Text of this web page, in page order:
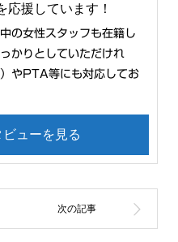
応援しています！
の女性スタッフも在籍し
かりとしていただけれ
やPTA等にも対応してお
ューを見る